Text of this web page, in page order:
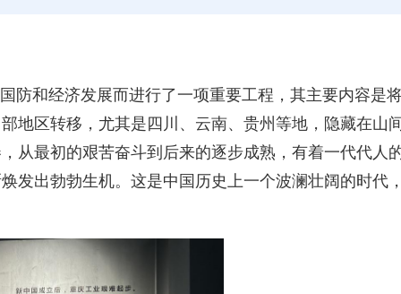
防和经济发展而进行了一项重要工程，其主要内容是
地区转移，尤其是四川、云南、贵州等地，隐藏在山
从最初的艰苦奋斗到后来的逐步成熟，有着一代代人
发出勃勃生机。这是中国历史上一个波澜壮阔的时代